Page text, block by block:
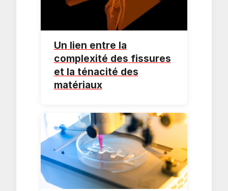
Un lien entre la
complexité des fissures
et la ténacité des
matériaux